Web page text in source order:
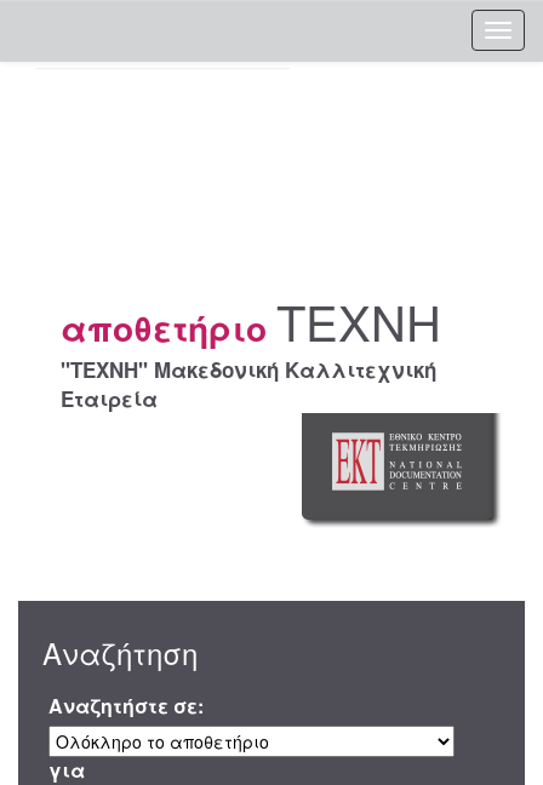
αποθετήριο ΤΕΧΝΗ
"ΤΕΧΝΗ" Μακεδονική Καλλιτεχνική
Εταιρεία
Αναζήτηση
Αναζητήστε σε:
για